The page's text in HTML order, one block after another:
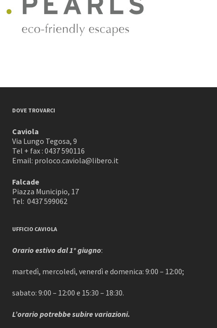
DOVE TROVARCI
Caviola
Via Lungo Tegosa, 9
Tel + fax : 0437 590116
Email: proloco.caviola@libero.it
Falcade
Piazza Municipio, 17
Tel: 0437 599062
UFFICIO CAVIOLA
Orario estivo dal 1° giugno:
martedì, mercoledì, venerdì e domenica: 9:00 – 12:00;
sabato: 9:00 – 12:00 e 15:30 – 18:30.
L’orario potrebbe subire variazioni.